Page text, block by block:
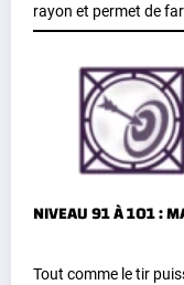
rayon et permet de
NIVEAU 91 À 101 :
Tout comme le tir